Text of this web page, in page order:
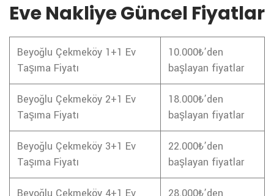
Eve Nakliye Güncel Fiyatlar
Beyoğlu Çekmeköy 1+1 Ev
Taşıma Fiyatı
10.000₺’den
başlayan fiyatlar
Beyoğlu Çekmeköy 2+1 Ev
Taşıma Fiyatı
18.000₺’den
başlayan fiyatlar
Beyoğlu Çekmeköy 3+1 Ev
Taşıma Fiyatı
22.000₺’den
başlayan fiyatlar